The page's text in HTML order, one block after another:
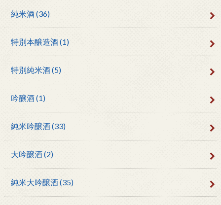
純米酒(36)
特別本醸造酒(1)
特別純米酒(5)
吟醸酒(1)
純米吟醸酒(33)
大吟醸酒(2)
純米大吟醸酒(35)